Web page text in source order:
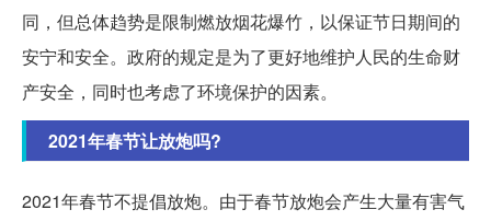
同，但总体趋势是限制燃放烟花爆竹，以保证节日期间的
安宁和安全。政府的规定是为了更好地维护人民的生命财
产安全，同时也考虑了环境保护的因素。
2021年春节让放炮吗?
2021年春节不提倡放炮。由于春节放炮会产生大量有害气